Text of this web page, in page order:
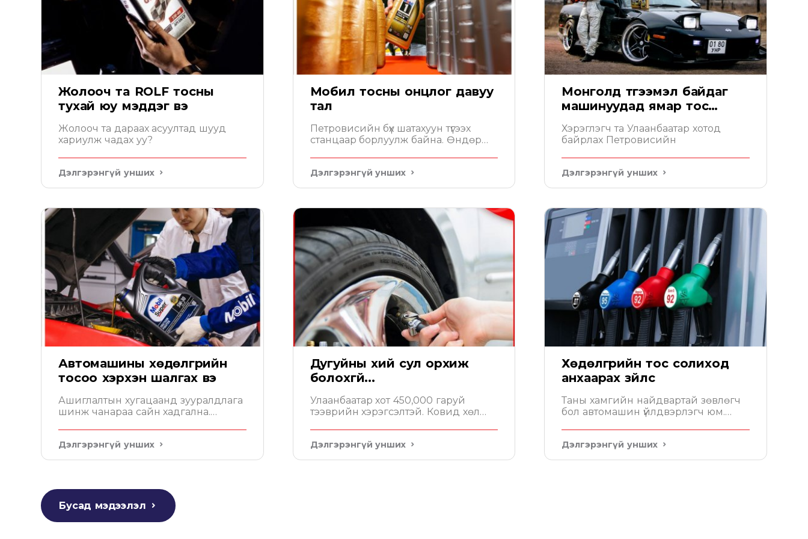
Жолооч та ROLF тосны
тухай юу мэддэг вэ
Жолооч та дараах асуултад шууд
хариулж чадах уу?
Дэлгэрэнгүй унших
Мобил тосны онцлог давуу
тал
Петровисийн бүх шатахуун түгээх
станцаар борлуулж байна. Өндөр
Дэлгэрэнгүй унших
Монголд түгээмэл байдаг
машинуудад ямар тос
Хэрэглэгч та Улаанбаатар хотод
байрлах Петровисийн
Дэлгэрэнгүй унших
Автомашины хөдөлгүүрийн
тосоо хэрхэн шалгах вэ
Ашиглалтын хугацаанд зууралдлага
шинж чанараа сайн хадгална.
Дэлгэрэнгүй унших
Дугуйны хий сул орхиж
болохгүй...
Улаанбаатар хот 450,000 гаруй
тээврийн хэрэгсэлтэй. Ковид хөл
нь багадаа 14 хоног сул зогсож
байна. Энэ үед нэг анхаарах зүйл нь
Дэлгэрэнгүй унших
Хөдөлгүүрийн тос солиход
анхаарах зүйлс
Таны хамгийн найдвартай зөвлөгч
бол автомашин үйлдвэрлэгч юм.
бичсэн байдаг. Уг зөвлөмжийн
дагуу тосоо сонгох хэрэгтэй.
Дэлгэрэнгүй унших
Бусад мэдээлэл